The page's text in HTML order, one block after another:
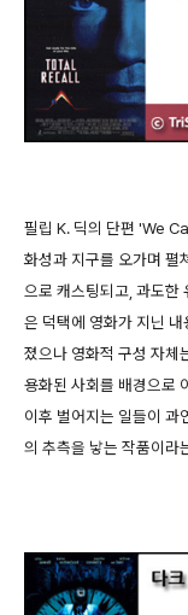
필립 K. 딕의 단편 'We
화성과 지구를 오가며 펼
으로 캐스팅되고, 과도한
은 덕택에 영화가 지닌
졌으나 영화적 구성 자체
용화된 사회를 배경으로
이후 벌어지는 일들이 과
의 추측을 낳는 작품이라